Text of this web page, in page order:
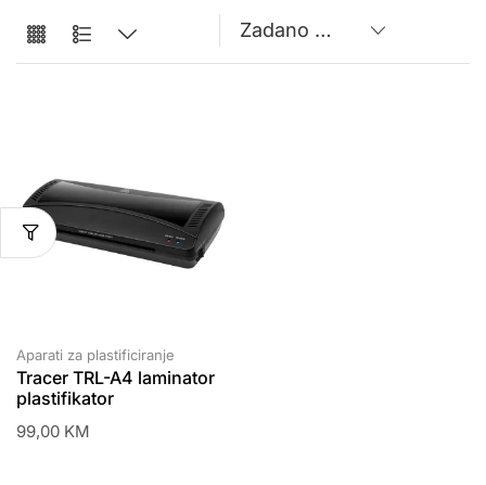
Aparati za plastificiranje
Tracer TRL-A4 laminator
plastifikator
99,00 KM